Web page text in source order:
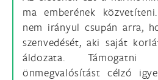
ma emberének
nem irányul csupán arra,
szenvedését, aki saját
áldozata.
önmegvalósítást célzó